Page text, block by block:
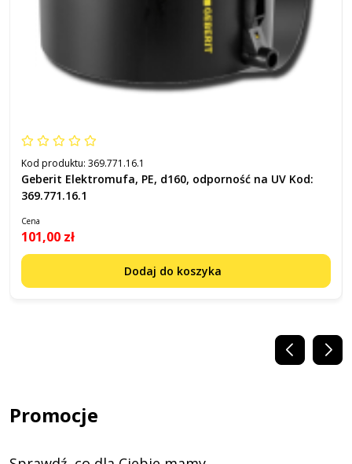
Kod produktu: 369.771.16.1
Geberit Elektromufa, PE, d160, odporność na UV Kod:
369.771.16.1
Cena
101,00 zł
Dodaj do koszyka
Promocje